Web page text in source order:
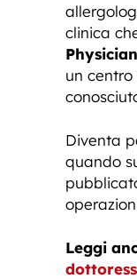
clinica
un
Diventa
quando
Leggi